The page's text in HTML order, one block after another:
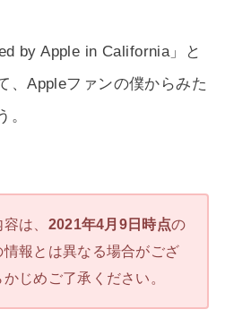
by Apple in California」と
、Appleファンの僕からみた
。
は、 2021年4月9日時点の
報とは異なる場合がござ
じめご了承ください。